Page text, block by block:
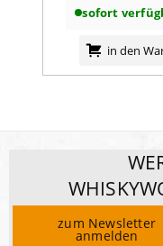
sofort
in den
zum Newsletter
anmelden